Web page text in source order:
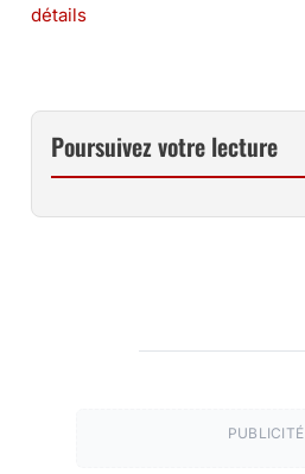
détails
Poursuivez votre lecture
PUBLICITÉ